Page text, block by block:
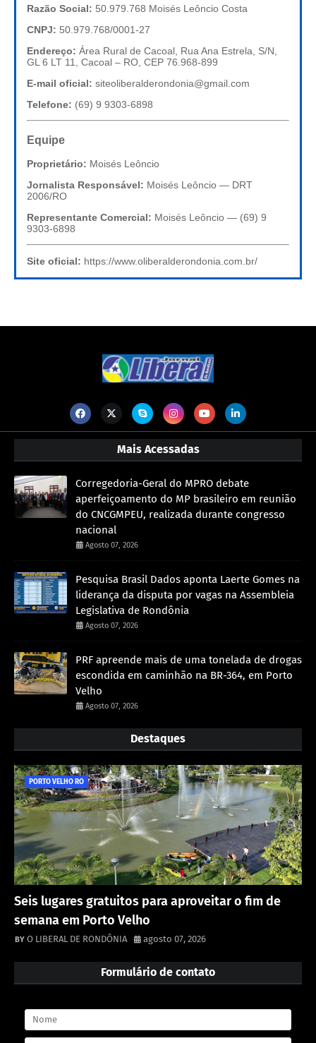
Razão Social: 50.979.768 Moisés Leôncio Costa
CNPJ: 50.979.768/0001-27
Endereço: Área Rural de Cacoal, Rua Ana Estrela, S/N,
GL 6 LT 11, Cacoal – RO, CEP 76.968-899
E-mail oficial: siteoliberalderondonia@gmail.com
Telefone: (69) 9 9303-6898
Equipe
Proprietário: Moisés Leôncio
Jornalista Responsável: Moisés Leôncio — DRT
2006/RO
Representante Comercial: Moisés Leôncio — (69) 9
9303-6898
Site oficial: https://www.oliberalderondonia.com.br/
Mais Acessadas
Corregedoria-Geral do MPRO debate
aperfeiçoamento do MP brasileiro em reunião
do CNCGMPEU, realizada durante congresso
nacional
Agosto 07, 2026
Pesquisa Brasil Dados aponta Laerte Gomes na
liderança da disputa por vagas na Assembleia
Legislativa de Rondônia
Agosto 07, 2026
PRF apreende mais de uma tonelada de drogas
escondida em caminhão na BR-364, em Porto
Velho
Agosto 07, 2026
Destaques
PORTO VELHO RO
Seis lugares gratuitos para aproveitar o fim de
semana em Porto Velho
O LIBERAL DE RONDÔNIA agosto 07, 2026
Formulário de contato